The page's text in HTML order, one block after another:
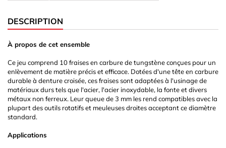
DESCRIPTION
À propos de cet ensemble
Ce jeu comprend 10 fraises en carbure de tungstène conçues pour un
enlèvement de matière précis et efficace. Dotées d'une tête en carbure
durable à denture croisée, ces fraises sont adaptées à l'usinage de
matériaux durs tels que l'acier, l'acier inoxydable, la fonte et divers
métaux non ferreux. Leur queue de 3 mm les rend compatibles avec la
plupart des outils rotatifs et meuleuses droites acceptant ce diamètre
standard.
Applications